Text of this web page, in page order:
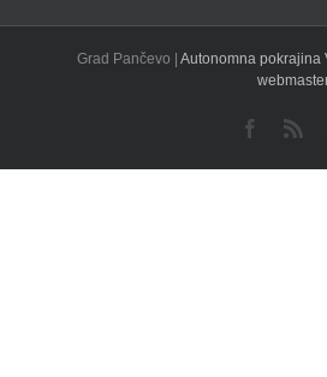
Grad Pančevo | Autonomna pokrajina